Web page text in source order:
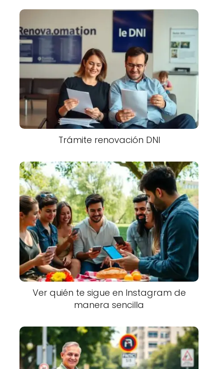
Trámite renovación DNI
Ver quién te sigue en Instagram de
manera sencilla